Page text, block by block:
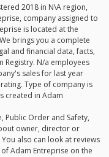
2018 in N\A region,
company assigned to
is located at the
brings you a complete
and financial data, facts,
Registry. N/a employees
sales for last year
Type of company is
created in Adam
Public Order and Safety,
owner, director or
also can look at reviews
Adam Entreprise on the